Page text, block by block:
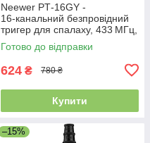
Neewer PT‑16GY -
16‑канальний безпровідний
тригер для спалаху, 433 МГц,
синхронізація до 1/250 с,
радіус 30 м
Готово до відправки
624 ₴ 780 ₴
Купити
–15%